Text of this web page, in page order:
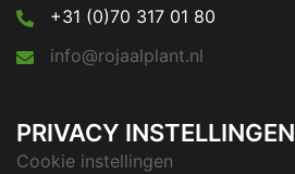
+31 (0)70 317 01 80
info@rojaalplant.nl
PRIVACY INSTELLINGEN
Cookie instellingen